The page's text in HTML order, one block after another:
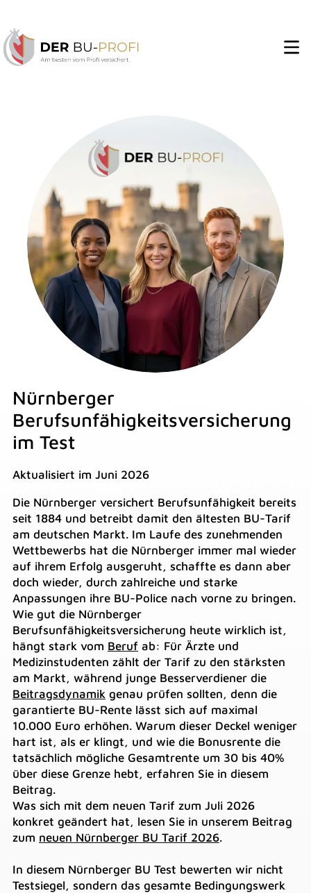
Nürnberger
Berufsunfähigkeitsversicherung
im Test
Aktualisiert im Juni 2026
Die Nürnberger versichert Berufsunfähigkeit bereits
seit 1884 und betreibt damit den ältesten BU-Tarif
am deutschen Markt. Im Laufe des zunehmenden
Wettbewerbs hat die Nürnberger immer mal wieder
auf ihrem Erfolg ausgeruht, schaffte es dann aber
doch wieder, durch zahlreiche und starke
Anpassungen ihre BU-Police nach vorne zu bringen.
Wie gut die Nürnberger
Berufsunfähigkeitsversicherung heute wirklich ist,
hängt stark vom Beruf ab: Für Ärzte und
Medizinstudenten zählt der Tarif zu den stärksten
am Markt, während junge Besserverdiener die
Beitragsdynamik genau prüfen sollten, denn die
garantierte BU-Rente lässt sich auf maximal
10.000 Euro erhöhen. Warum dieser Deckel weniger
hart ist, als er klingt, und wie die Bonusrente die
tatsächlich mögliche Gesamtrente um 30 bis 40%
über diese Grenze hebt, erfahren Sie in diesem
Beitrag.
Was sich mit dem neuen Tarif zum Juli 2026
konkret geändert hat, lesen Sie in unserem Beitrag
zum neuen Nürnberger BU Tarif 2026.
In diesem Nürnberger BU Test bewerten wir nicht
Testsiegel, sondern das gesamte Bedingungswerk